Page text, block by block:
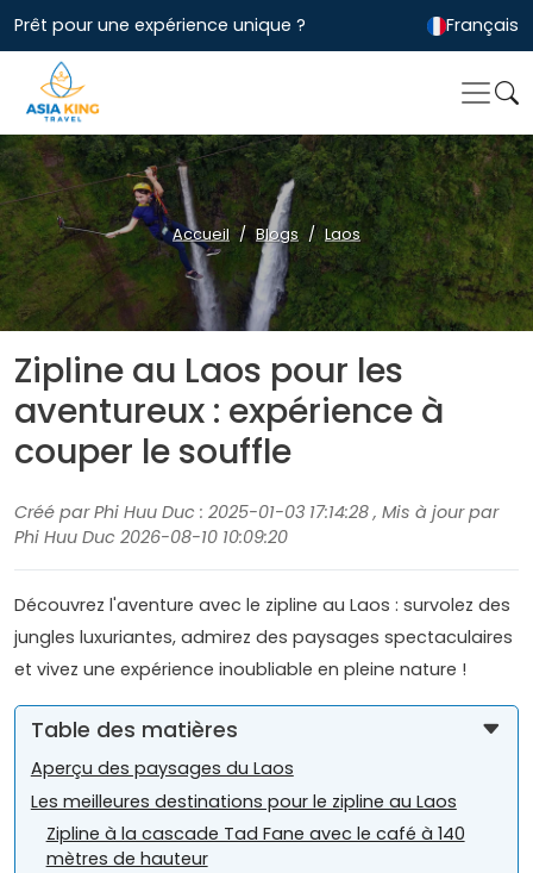
Prêt pour une expérience unique ? Français
Accueil Blogs Laos
Zipline au Laos pour les
aventureux : expérience à
couper le souffle
Créé par Phi Huu Duc : 2025-01-03 17:14:28 , Mis à jour par
Phi Huu Duc 2026-08-10 10:09:20
Découvrez l'aventure avec le zipline au Laos : survolez des
jungles luxuriantes, admirez des paysages spectaculaires
et vivez une expérience inoubliable en pleine nature !
Table des matières
Aperçu des paysages du Laos
Les meilleures destinations pour le zipline au Laos
Zipline à la cascade Tad Fane avec le café à 140
mètres de hauteur